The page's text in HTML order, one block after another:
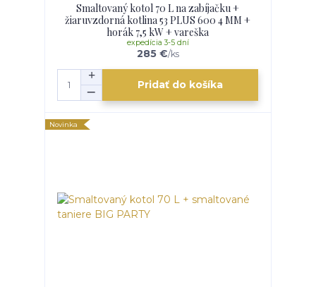
Smaltovaný kotol 70 L na zabíjačku +
žiaruvzdorná kotlina 53 PLUS 600 4 MM +
horák 7,5 kW + vareška
285 €/ks
expedícia 3-5 dní
Pridať do košíka
Novinka